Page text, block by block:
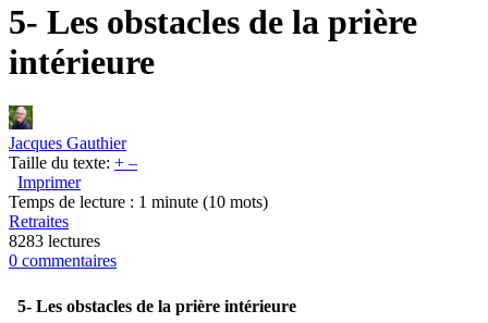
5- Les obstacles de la prière
intérieure
Jacques Gauthier
Taille du texte: + –
Imprimer
Temps de lecture : 1 minute (10 mots)
Retraites
8283 lectures
0 commentaires
5- Les obstacles de la prière intérieure